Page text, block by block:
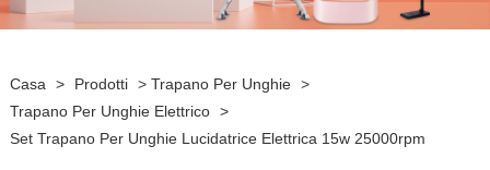
Casa > Prodotti > Trapano Per Unghie >
Trapano Per Unghie Elettrico >
Set Trapano Per Unghie Lucidatrice Elettrica 15w 25000rpm